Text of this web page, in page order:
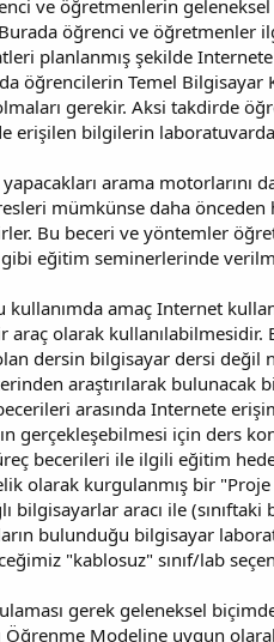
ve öğretmenlerin
öğrenci ve öğretmenler
planlanmış şekilde
öğrencilerin Temel Bilgisayar
gerekir. Aksi takdirde
bilgilerin laboratuvarda
arama motorlarını
mümkünse daha
Bu beceri ve yöntemler
gibi eğitim seminerlerinde
amaç Internet
olarak
dersin bilgisayar dersi
araştırılarak bulunacak
arasında Internete
gerçekleşebilmesi için ders
becerileri ile ilgili eğitim
olarak kurgulanmış bir
aracı ile (sınıftaki
bulunduğu bilgisayar
"kablosuz" sınıf/lab
gerek geleneksel
Modeline uygun